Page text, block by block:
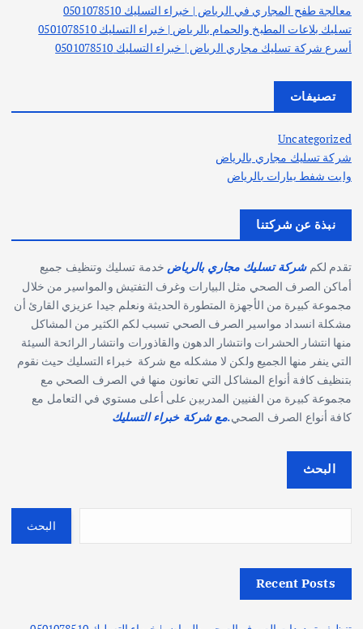
معالجة طفح المجاري في الرياض | خبراء التسليك 0501078510
تسليك بلاعات المطبخ والحمام بالرياض | خبراء التسليك 0501078510
أسرع شركة تسليك مجاري الرياض | خبراء التسليك 0501078510
تصنيفات
Uncategorized
شركة تسليك مجاري بالرياض
وايت شفط بيارات بالرياض
نبذة عن شركتنا
تقدم لكمشركة تسليك مجاري بالرياض خدمة تسليك وتنظيف جميع
أماكن الصرف الصحي مثل البيارات وغرف التفتيش والمواسير من خلال
مجموعة كبيرة من الأجهزة المتطورة الحديثة ونعلم جيدا عزيزي القارئ أن
مشكلة انسداد مواسير الصرف الصحي تسبب لكم الكثير من المشاكل
منها انتشار الحشرات وانتشار الدهون والقاذورات وانتشار الرائحة السيئة
التي ينفر منها الجميع ولكن لا مشكله مع شركة خبراء التسليك حيث نقوم
بتنظيف كافة أنواع المشاكل التي تعانون منها في الصرف الصحي مع
مجموعة كبيرة من الفنيين المدربين على أعلى مستوي في التعامل مع
كافة أنواع الصرف الصحي.مع شركة خبراء التسليك
البحث
البحث
Recent Posts